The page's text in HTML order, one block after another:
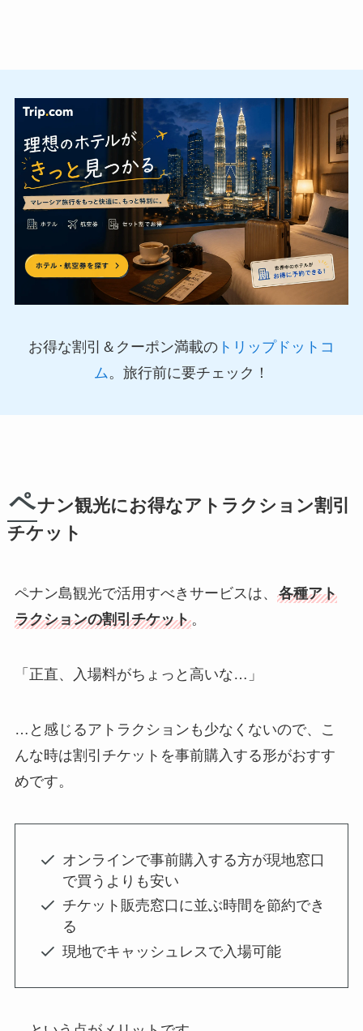
お得な割引＆クーポン満載の トリップドットコ
ム。旅行前に要チェック！
ペナン観光にお得なアトラクション割引
チケット
ペナン島観光で活用すべきサービスは、 各種アト
ラクションの割引チケット。
「正直、入場料がちょっと高いな…」
…と感じるアトラクションも少なくないので、こ
んな時は割引チケットを事前購入 する形がおすす
めです。
オンラインで事前購入する方が現地窓口
で買うよりも安い
チケット販売窓口に並ぶ時間を節約でき
る
現地でキャッシュレスで入場可能